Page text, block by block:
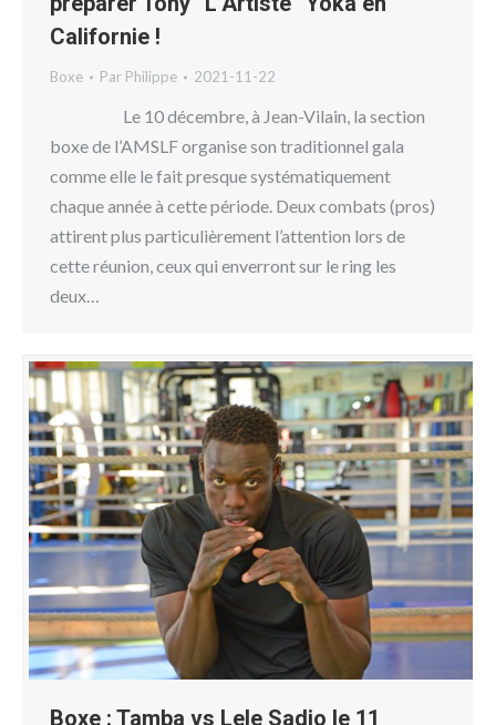
Californie !
Boxe Par Philippe 2021-11-22
Le 10 décembre, à Jean-Vilain, la section
boxe de l’AMSLF organise son traditionnel gala
comme elle le fait presque systématiquement
chaque année à cette période. Deux combats (pros)
attirent plus particulièrement l’attention lors de
cette réunion, ceux qui enverront sur le ring les
deux…
Boxe : Tamba vs Lele Sadjo le 11